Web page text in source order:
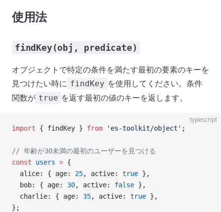
使用法
findKey(obj, predicate)
オブジェクトで特定の条件を満たす最初の要素のキーを
見つけたい時に findKey を使用してください。条件
関数が true を返す最初の値のキーを返します。
typescript
import { findKey } from 'es-toolkit/object' ;
// 年齢が30未満の最初のユーザーを見つける
const users = {
  alice: { age:
25, active: true },
  bob: { age:
30, active: false },
  charlie: { age:
35, active: true },
};